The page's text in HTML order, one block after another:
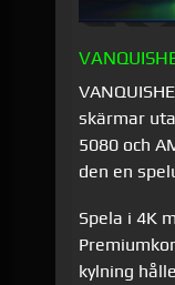
skärmar
5080 och
den en
Spela i 4K
kylning